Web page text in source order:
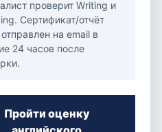
проверит Writing и
Сертификат/отчёт
на email в
24 часов после
Пройти оценку
to Clinics